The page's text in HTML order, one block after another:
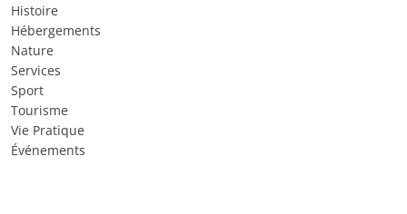
Histoire
Hébergements
Nature
Services
Sport
Tourisme
Vie Pratique
Événements